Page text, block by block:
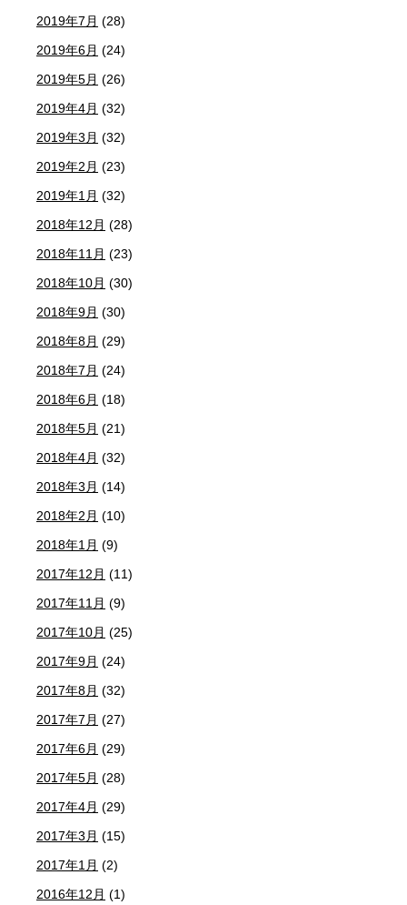
2019年7月 (28)
2019年6月 (24)
2019年5月 (26)
2019年4月 (32)
2019年3月 (32)
2019年2月 (23)
2019年1月 (32)
2018年12月 (28)
2018年11月 (23)
2018年10月 (30)
2018年9月 (30)
2018年8月 (29)
2018年7月 (24)
2018年6月 (18)
2018年5月 (21)
2018年4月 (32)
2018年3月 (14)
2018年2月 (10)
2018年1月 (9)
2017年12月 (11)
2017年11月 (9)
2017年10月 (25)
2017年9月 (24)
2017年8月 (32)
2017年7月 (27)
2017年6月 (29)
2017年5月 (28)
2017年4月 (29)
2017年3月 (15)
2017年1月 (2)
2016年12月 (1)